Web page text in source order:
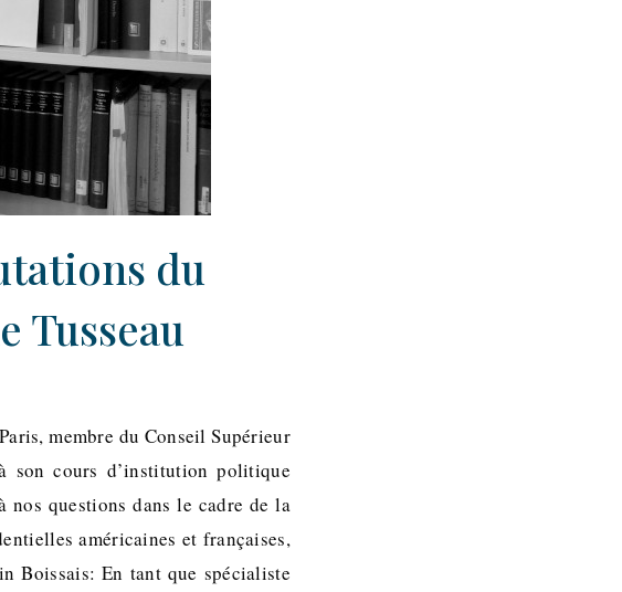
du
Tusseau
membre du Conseil Supérieur
son cours d’institution politique
nos questions dans le cadre de la
américaines et françaises,
Boissais: En tant que spécialiste